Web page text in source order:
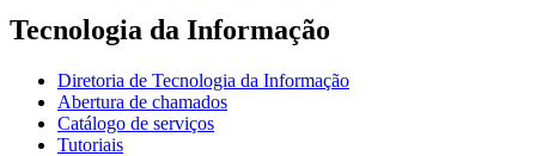
Tecnologia da Informação
Diretoria de Tecnologia da Informação
Abertura de chamados
Catálogo de serviços
Tutoriais